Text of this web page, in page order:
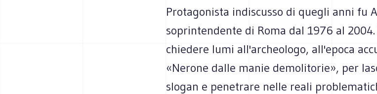
Protagonista indiscusso di quegli anni fu
soprintendente di Roma dal 1976 al
chiedere lumi all'archeologo, all'epoca
«Nerone dalle manie demolitorie», per
slogan e penetrare nelle reali